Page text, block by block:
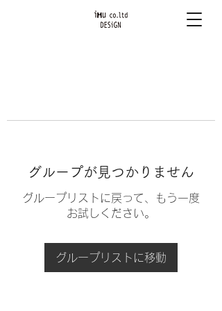
グループが見つかりません
グループリストに戻って、もう一度
お試しください。
グループリストに移動